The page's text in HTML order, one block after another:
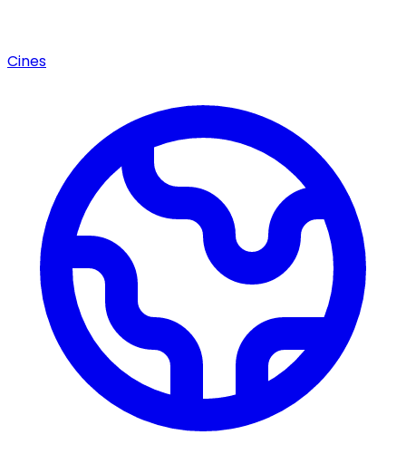
Cines